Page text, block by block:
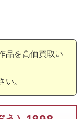
品を高価買取い
い。